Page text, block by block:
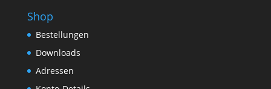
Shop
Bestellungen
Downloads
Adressen